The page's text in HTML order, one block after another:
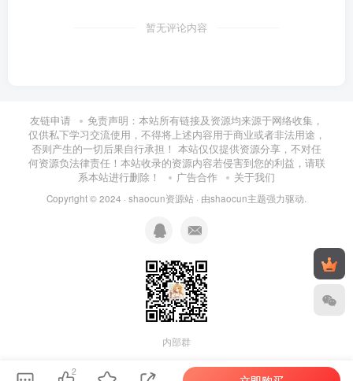
| ├──04.计算机网络
| | ├──01.真题讲解
| | ├──02.冲刺考点
| | └──03.模拟题讲解
| ├──官网更新说明、.pdf 237.25kb
暂无评论内容
友链申请
免责声明：本站所有链接及资源均来源于网络收集，
仅供私下学习交流使用，不得将上述内容用于商业或者非法用途，
否则产生的一切后果自行承担！ 本站仅仅提供资源分享，不对任
何资源负法律责任！本站收录的资源内容若侵害到您的利益，请联
系本站进行删除！
广告合作 关于我们
Copyright © 2024 · shaocun资源站 · 由shaocun主题强力驱动.
内部群
2